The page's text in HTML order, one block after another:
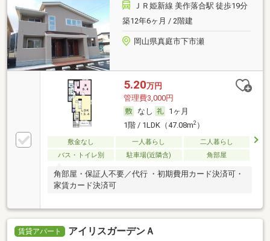
ＪＲ姫新線 美作落合駅 徒歩19分
築12年6ヶ月 / 2階建
岡山県真庭市下市瀬
5.20万円
管理費3,000円
なし
1ヶ月
1階 / 1LDK（47.08m2）
敷金なし 一人暮らし
二人暮らし
バス・トイレ別
駐車場(近隣含) 角部屋
角部屋・保証人不要／代行 ・初期費用カード決済可・
家賃カード決済可
賃貸アパート アイリスガーデンＡ